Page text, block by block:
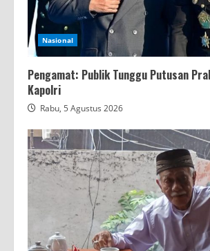
Nasional
Pengamat: Publik Tunggu Putusan
Kapolri
Rabu, 5 Agustus 2026